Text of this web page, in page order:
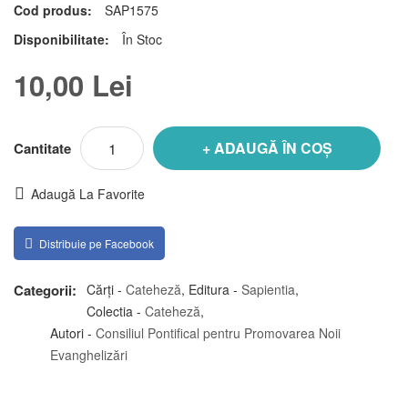
Cod produs:
SAP1575
Disponibilitate:
În Stoc
10,00 Lei
Cantitate ADAUGĂ ÎN COȘ
Adaugă La Favorite
Distribuie pe Facebook
Categorii: Cărți - Cateheză, Editura - Sapientia,
Colectia - Cateheză,
Autori - Consiliul Pontifical pentru Promovarea Noii
Evanghelizări